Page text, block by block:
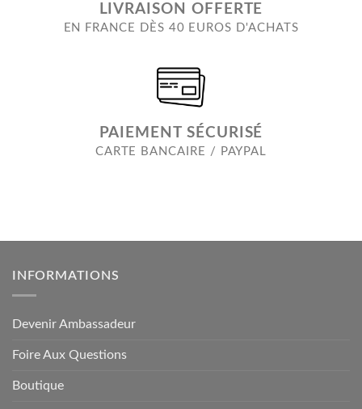
LIVRAISON OFFERTE
EN FRANCE DÈS 40 EUROS D'ACHATS
PAIEMENT SÉCURISÉ
CARTE BANCAIRE / PAYPAL
INFORMATIONS
Devenir Ambassadeur
Foire Aux Questions
Boutique